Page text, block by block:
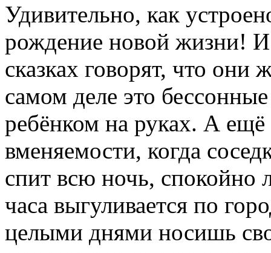
Удивительно, как
рождение новой жизни! И
сказках говорят, что они
самом деле это
ребёнком на руках. А
вменяемости, когда
спит всю ночь, спокойно
часа выгуливается по
целыми днями носишь